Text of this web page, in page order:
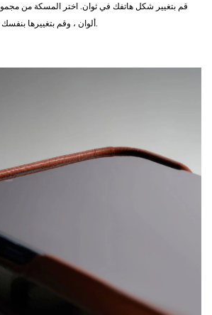
ألوان ، وقم بتغييرها بنفسك واجعلها تمثل شخصيتك فعلاً.